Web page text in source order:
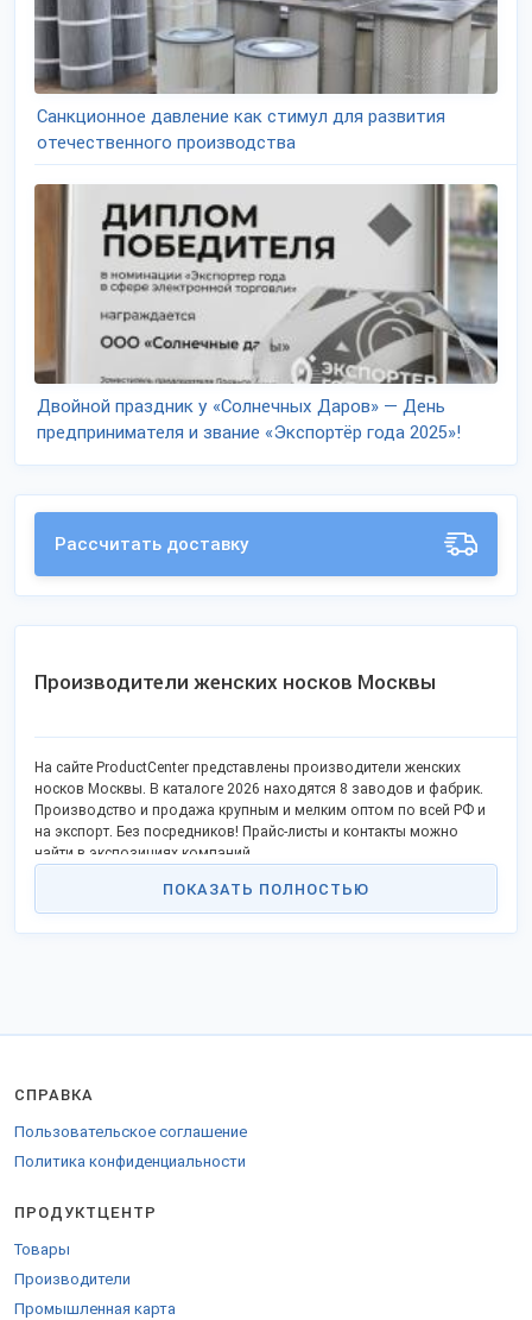
Санкционное давление как стимул для развития
отечественного производства
Двойной праздник у «Солнечных Даров» — День
предпринимателя и звание «Экспортёр года 2025»!
Рассчитать доставку
Производители женских носков Москвы
На сайте ProductCenter представлены производители женских
носков Москвы. В каталоге 2026 находятся 8 заводов и фабрик.
Производство и продажа крупным и мелким оптом по всей РФ и
на экспорт. Без посредников! Прайс-листы и контакты можно
найти в экспозициях компаний.
ПОКАЗАТЬ ПОЛНОСТЬЮ
СПРАВКА
Пользовательское соглашение
Политика конфиденциальности
ПРОДУКТЦЕНТР
Товары
Производители
Промышленная карта